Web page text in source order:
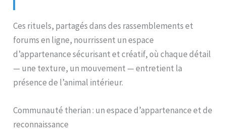
Ces rituels, partagés dans des rassemblements et
forums en ligne, nourrissent un espace
d’appartenance sécurisant et créatif, où chaque détail
— une texture, un mouvement — entretient la
présence de l’animal intérieur.
Communauté therian : un espace d’appartenance et de
reconnaissance